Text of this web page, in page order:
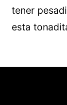
tener
esta